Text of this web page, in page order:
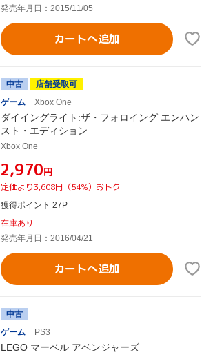
発売年月日：2015/11/05
カートへ追加
中古
店舗受取可
ゲーム
Xbox One
ダイイングライト:ザ・フォロイング エンハン
スト・エディション
Xbox One
¥2,970円
定価より3,608円（54%）おトク
獲得ポイント 27P
在庫あり
発売年月日：2016/04/21
カートへ追加
中古
ゲーム
PS3
LEGO マーベル アベンジャーズ